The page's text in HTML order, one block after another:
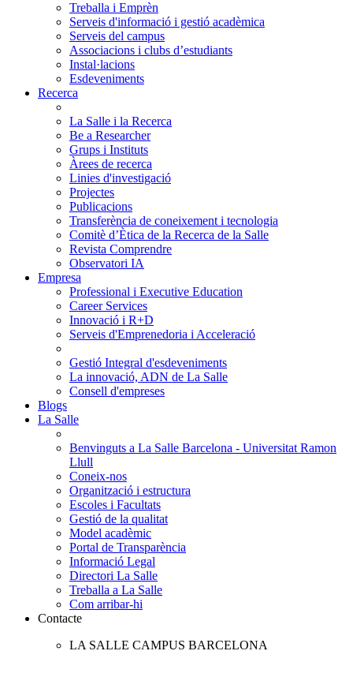
Treballa i Emprèn
Serveis d'informació i gestió acadèmica
Serveis del campus
Associacions i clubs d’estudiants
Instal·lacions
Esdeveniments
Recerca
La Salle i la Recerca
Be a Researcher
Grups i Instituts
Àrees de recerca
Linies d'investigació
Projectes
Publicacions
Transferència de coneixement i tecnologia
Comitè d’Ètica de la Recerca de la Salle
Revista Comprendre
Observatori IA
Empresa
Professional i Executive Education
Career Services
Innovació i R+D
Serveis d'Emprenedoria i Acceleració
Gestió Integral d'esdeveniments
La innovació, ADN de La Salle
Consell d'empreses
Blogs
La Salle
Benvinguts a La Salle Barcelona - Universitat Ramon
Llull
Coneix-nos
Organització i estructura
Escoles i Facultats
Gestió de la qualitat
Model acadèmic
Portal de Transparència
Informació Legal
Directori La Salle
Treballa a La Salle
Com arribar-hi
Contacte
LA SALLE CAMPUS BARCELONA